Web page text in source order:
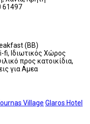
61497
(BB)
fi, Ιδιωτικός Χώρος
προς κατοικίδια,
για Αμεα
Village Glaros Hotel